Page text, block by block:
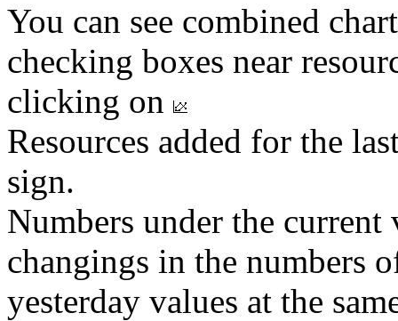
You can see combined
checking boxes near
clicking on
Resources added for the
sign.
Numbers under the
changings in the numbers
yesterday values at the